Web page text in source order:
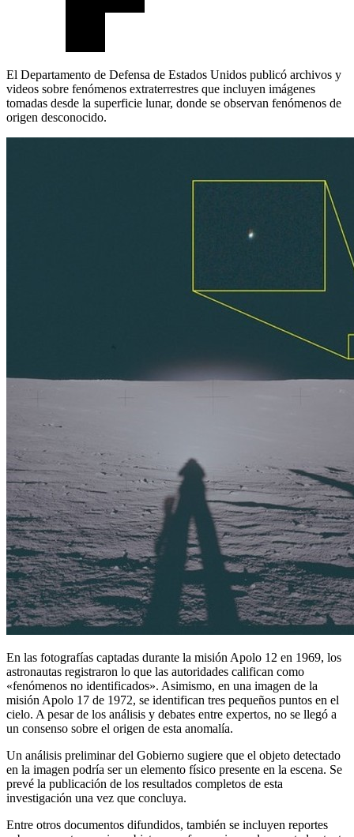
El Departamento de Defensa de Estados Unidos publicó archivos y
videos sobre fenómenos extraterrestres que incluyen imágenes
tomadas desde la superficie lunar, donde se observan fenómenos de
origen desconocido.
En las fotografías captadas durante la misión Apolo 12 en 1969, los
astronautas registraron lo que las autoridades califican como
«fenómenos no identificados». Asimismo, en una imagen de la
misión Apolo 17 de 1972, se identifican tres pequeños puntos en el
cielo. A pesar de los análisis y debates entre expertos, no se llegó a
un consenso sobre el origen de esta anomalía.
Un análisis preliminar del Gobierno sugiere que el objeto detectado
en la imagen podría ser un elemento físico presente en la escena. Se
prevé la publicación de los resultados completos de esta
investigación una vez que concluya.
Entre otros documentos difundidos, también se incluyen reportes